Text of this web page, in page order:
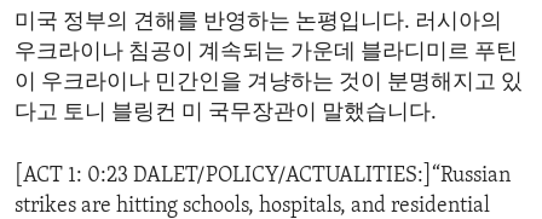
Skip
Search
AMERICAS
ASIA
EUROPE
HUMAN RIGHTS
SECURITY AND DEFENSE
AID AND DEVELOPMENT
ECONOMY AND TRADE
ARCHIVE
ABOUT US
미국 정부의 견해를 반영하는 논평입니다. 러시아의
우크라이나 침공이 계속되는 가운데 블라디미르 푸틴
이 우크라이나 민간인을 겨냥하는 것이 분명해지고 있
다고 토니 블링컨 미 국무장관이 말했습니다.
[ACT 1: 0:23 DALET/POLICY/ACTUALITIES:]“Russian
strikes are hitting schools, hospitals, and residential